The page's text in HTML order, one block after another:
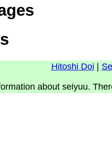
Hitoshi Doi
about seiyuu.